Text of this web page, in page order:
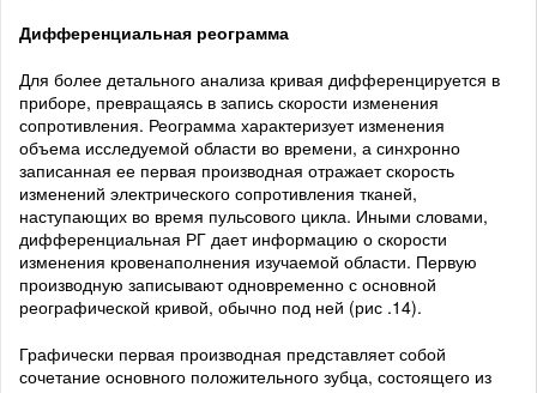
Дифференциальная реограмма
Для более детального анализа кривая дифференцируется в
приборе, превращаясь в запись скорости изменения
сопротивления. Реограмма характеризует изменения
объема исследуемой области во времени, а синхронно
записанная ее первая производная отражает скорость
изменений электрического сопротивления тканей,
наступающих во время пульсового цикла. Иными словами,
дифференциальная РГ дает информацию о скорости
изменения кровенаполнения изучаемой области. Первую
производную записывают одновременно с основной
реографической кривой, обычно под ней (рис .14).
Графически первая производная представляет собой
сочетание основного положительного зубца, состоящего из